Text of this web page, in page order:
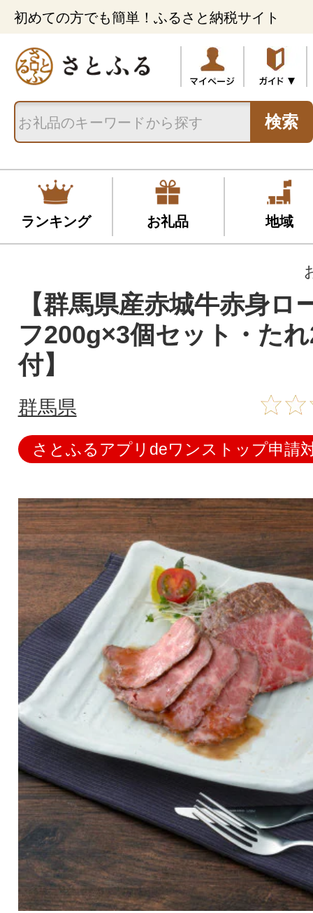
初めての方でも簡単！ふるさと納税サイト
検索
ランキング お礼品 地域
【群馬県産赤城牛赤身ロ
フ200g×3個セット・た
付】
群馬県
さとふるアプリdeワンストップ申請